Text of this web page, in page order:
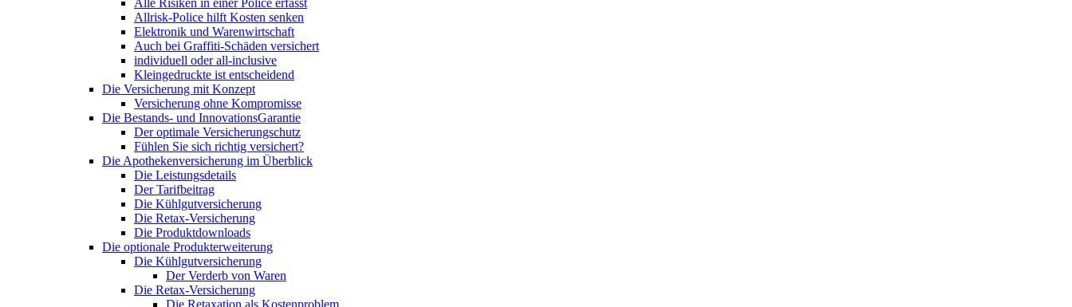
Alle Risiken in einer Police erfasst
Allrisk-Police hilft Kosten senken
Elektronik und Warenwirtschaft
Auch bei Graffiti-Schäden versichert
individuell oder all-inclusive
Kleingedruckte ist entscheidend
Die Versicherung mit Konzept
Versicherung ohne Kompromisse
Die Bestands- und InnovationsGarantie
Der optimale Versicherungschutz
Fühlen Sie sich richtig versichert?
Die Apothekenversicherung im Überblick
Die Leistungsdetails
Der Tarifbeitrag
Die Kühlgutversicherung
Die Retax-Versicherung
Die Produktdownloads
Die optionale Produkterweiterung
Die Kühlgutversicherung
Der Verderb von Waren
Die Retax-Versicherung
Die Retaxation als Kostenproblem